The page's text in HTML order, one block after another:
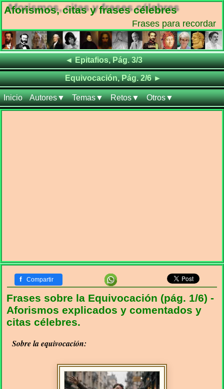
Aforismos, citas y frases célebres
Frases para recordar
◄Frases de
Epitafios, Pág. 3/3
Frases de
Equivocación, Pág. 2/6►
Inicio Autores▼ Temas▼ Retos▼ Otros▼
f Compartir
Frases sobre la Equivocación (pág. 1/6) -
Aforismos explicados y comentados y
citas célebres.
Sobre la equivocación: